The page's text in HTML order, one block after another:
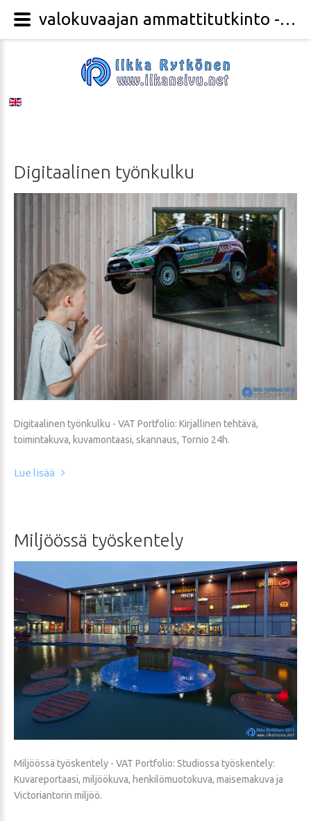
Digitaalinen työnkulku
Digitaalinen työnkulku - VAT Portfolio: Kirjallinen tehtävä,
toimintakuva, kuvamontaasi, skannaus, Tornio 24h.
Lue lisää
Miljöössä työskentely
Miljöössä työskentely - VAT Portfolio: Studiossa työskentely:
Kuvareportaasi, miljöökuva, henkilömuotokuva, maisemakuva ja
Victoriantorin miljöö.
valokuvaajan ammattitutkinto - Valokuvaaja Ilkka Rytkönen